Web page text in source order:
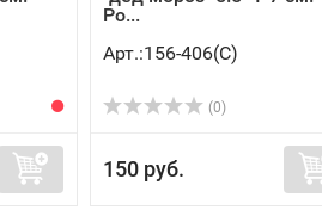
Po...
Арт.:156-406(C)
(0)
150 руб.